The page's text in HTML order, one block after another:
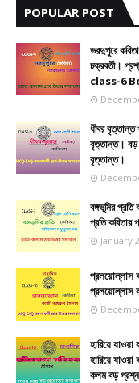
POPULAR POST
ভরদুপুরে
চক্রবর্তী।
class-6
ধীবর
বৃত্তান্ত। বড়
বৃত্তান্ত।
বঙ্গভূমির
প্রতি
January
প্রলয়োল্লাস
প্রলয়োল্লাস
হারিয়ে
হারিয়ে
কলম বড়